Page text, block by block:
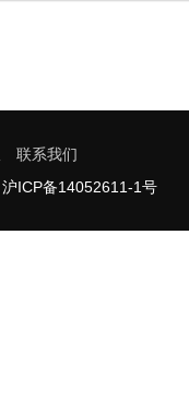
联系我们
沪ICP备14052611-1号